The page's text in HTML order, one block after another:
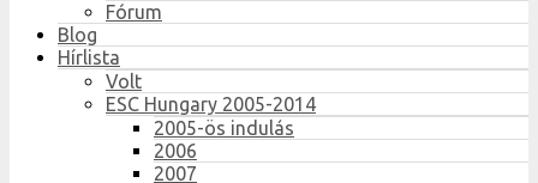
Fórum
Blog
Hírlista
Volt
ESC Hungary 2005-2014
2005-ös indulás
2006
2007